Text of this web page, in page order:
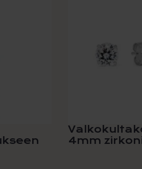
4mm